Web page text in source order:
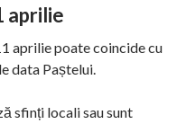
aprilie
aprilie poate coincide cu
data Paștelui.
sfinți locali sau sunt